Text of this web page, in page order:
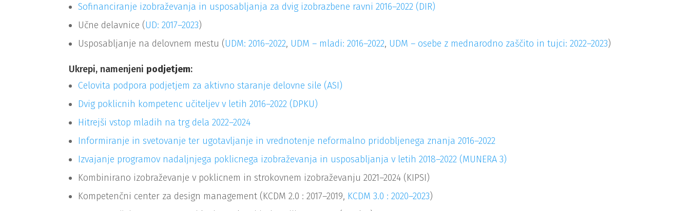
Sofinanciranje izobraževanja in usposabljanja za dvig izobrazbene ravni 2016–2022 (DIR)
Učne delavnice (UD: 2017–2023)
Usposabljanje na delovnem mestu (UDM: 2016–2022, UDM – mladi: 2016–2022, UDM – osebe z mednarodno zaščito in tujci: 2022–2023)
Ukrepi, namenjeni podjetjem:
Celovita podpora podjetjem za aktivno staranje delovne sile (ASI)
Dvig poklicnih kompetenc učiteljev v letih 2016–2022 (DPKU)
Hitrejši vstop mladih na trg dela 2022–2024
Informiranje in svetovanje ter ugotavljanje in vrednotenje neformalno pridobljenega znanja 2016–2022
Izvajanje programov nadaljnjega poklicnega izobraževanja in usposabljanja v letih 2018–2022 (MUNERA 3)
Kombinirano izobraževanje v poklicnem in strokovnem izobraževanju 2021–2024 (KIPSI)
Kompetenčni center za design management (KCDM 2.0 : 2017–2019, KCDM 3.0 : 2020–2023)